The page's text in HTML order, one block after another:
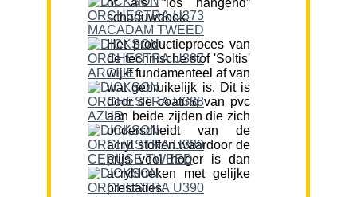
schaduwdoek.
Het productieproces van
de technische stof 'Soltis'
wijkt fundamenteel af van
wat gebruikelijk is. Dit is
door de coating van pvc
aan beide zijden die zich
onderscheidt van de
acryl stoffen waardoor de
prijs veel hoger is dan
acryldoeken met gelijke
prestaties.